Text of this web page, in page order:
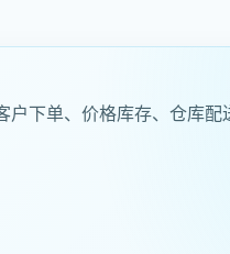
户下单、价格库存、仓库